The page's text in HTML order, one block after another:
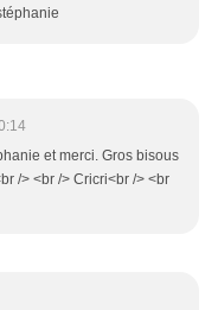
et merci. Gros bisous
/> <br /> Cricri<br /> <br